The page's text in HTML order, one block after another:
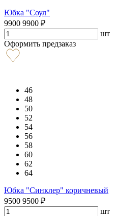
Юбка "Соул"
9900 9900 ₽
шт
Оформить предзаказ
46
48
50
52
54
56
58
60
62
64
Юбка "Синклер" коричневый
9500 9500 ₽
шт